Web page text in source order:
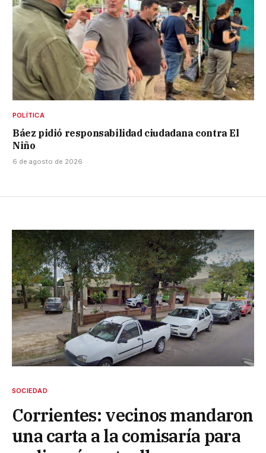
POLÍTICA
Báez pidió responsabilidad ciudadana contra El
Niño
6 de agosto de 2026
SOCIEDAD
Corrientes: vecinos mandaron
una carta a la comisaría para